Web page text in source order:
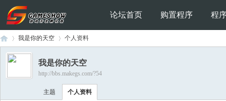
论坛首页 购置程序 程
›
我是你的天空 个人资料
我是你的天空
http://bbs.makegs.com/?54
主题 个人资料